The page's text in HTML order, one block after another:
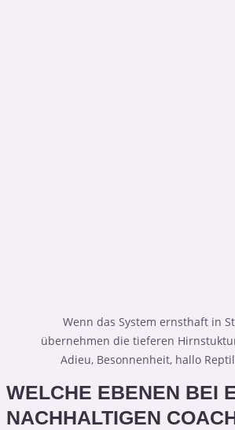
Wenn das System ernsthaft in
übernehmen die tieferen
Adieu, Besonnenheit, hallo
WELCHE EBENEN BEI
NACHHALTIGEN